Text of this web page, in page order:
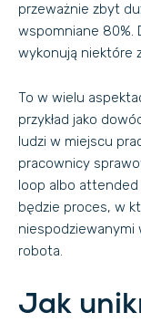
przeważnie zbyt
wspomniane 80%.
wykonują niektóre
To w wielu
przykład jako
ludzi w miejscu
pracownicy
loop albo attended
będzie proces, w
niespodziewanymi
robota.
Jak